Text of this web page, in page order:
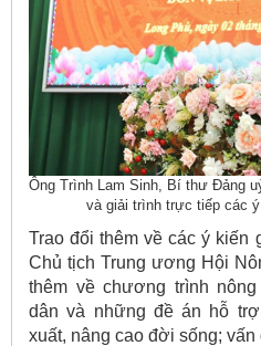
Ông Trình Lam Sinh, Bí thư Đảng
và giải trình trực tiếp các
Trao đổi thêm về các ý kiến
Chủ tịch Trung ương Hội
thêm về chương trình
dân và những đề án hỗ
xuất, nâng cao đời sống; vấn